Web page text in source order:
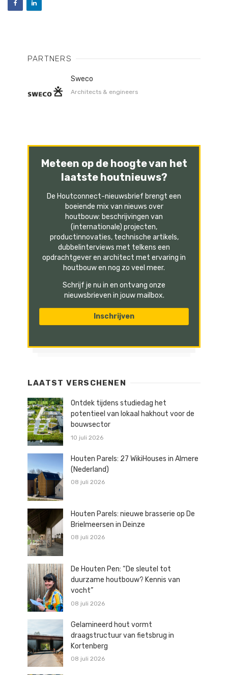
PARTNERS
Sweco
Architects & engineers
Meteen op de hoogte van het
laatste houtnieuws?
De Houtconnect-nieuwsbrief brengt een
boeiende mix van nieuws over
houtbouw: beschrijvingen van
(internationale) projecten,
productinnovaties, technische artikels,
dubbelinterviews met telkens een
opdrachtgever en architect met ervaring in
houtbouw en nog zo veel meer.
Schrijf je nu in en ontvang onze
nieuwsbrieven in jouw mailbox.
LAATST VERSCHENEN
Ontdek tijdens studiedag het
potentieel van lokaal hakhout voor de
bouwsector
10 juli 2026
Houten Parels: 27 WikiHouses in Almere
(Nederland)
08 juli 2026
Houten Parels: nieuwe brasserie op De
Brielmeersen in Deinze
08 juli 2026
De Houten Pen: “De sleutel tot
duurzame houtbouw? Kennis van
vocht”
08 juli 2026
Gelamineerd hout vormt
draagstructuur van fietsbrug in
Kortenberg
08 juli 2026